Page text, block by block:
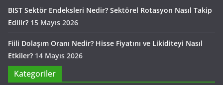
BIST Sektör Endeksleri Nedir? Sektörel Rotasyon Nasıl Takip
Edilir? 15 Mayıs 2026
Fiili Dolaşım Oranı Nedir? Hisse Fiyatını ve Likiditeyi Nasıl
Etkiler? 14 Mayıs 2026
Kategoriler